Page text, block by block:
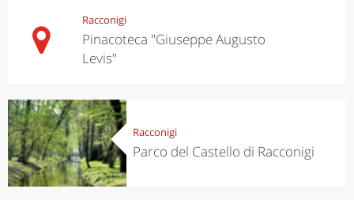
Racconigi
Pinacoteca "Giuseppe Augusto
Levis"
Racconigi
Parco del Castello di Racconigi